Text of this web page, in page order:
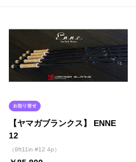
【ヤマガブランクス】 ENNE
12
（8ft11in #12 4p）